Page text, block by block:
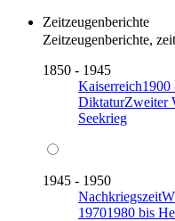
Zeitzeugenberichte
Zeitzeugenberichte,
1850 - 1945
Kaiserreich1900
DiktaturZweiter
Seekrieg
1945 - 1950
Nachkriegszeit
19701980 bis